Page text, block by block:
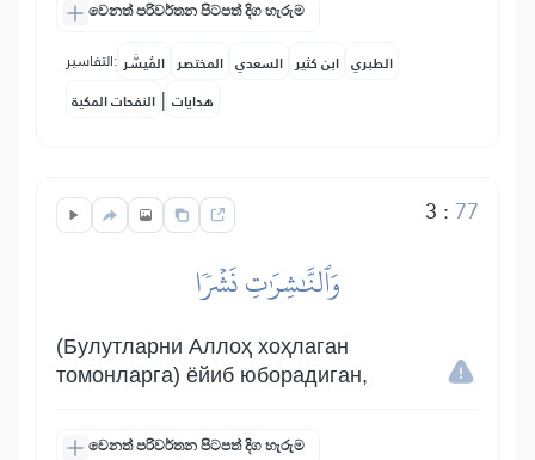
වෙනත් පරිවර්තන පිටපත් දිග හැරුම
التفاسير: المُيسَّر المختصر السعدي ابن كثير الطبري
النفحات المكية | هدايات
3 : 77
وَٱلنَّٰشِرَٰتِ نَشۡرٗا
(Булутларни Аллоҳ хоҳлаган
томонларга) ёйиб юборадиган,
වෙනත් පරිවර්තන පිටපත් දිග හැරුම